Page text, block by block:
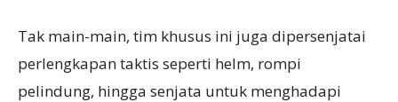
Tak main-main, tim khusus ini juga dipersenjatai
perlengkapan taktis seperti helm, rompi
pelindung, hingga senjata untuk menghadapi